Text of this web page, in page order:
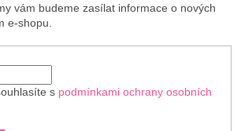
vám budeme zasílat informace o nových
e-shopu.
s podmínkami ochrany osobních